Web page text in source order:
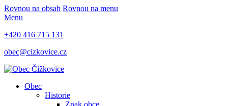
Rovnou na obsah Rovnou na menu
Menu
+420 416 715 131
obec@cizkovice.cz
Obec
Historie
Znak obce